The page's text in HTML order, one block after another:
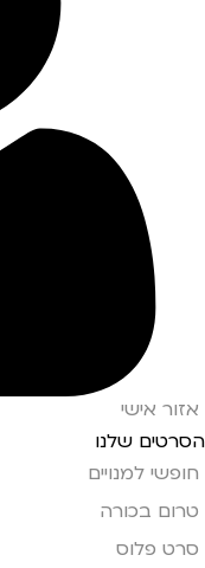
אזור אישי
הסרטים שלנו
חופשי למנויים
טרום בכורה
סרט פלוס